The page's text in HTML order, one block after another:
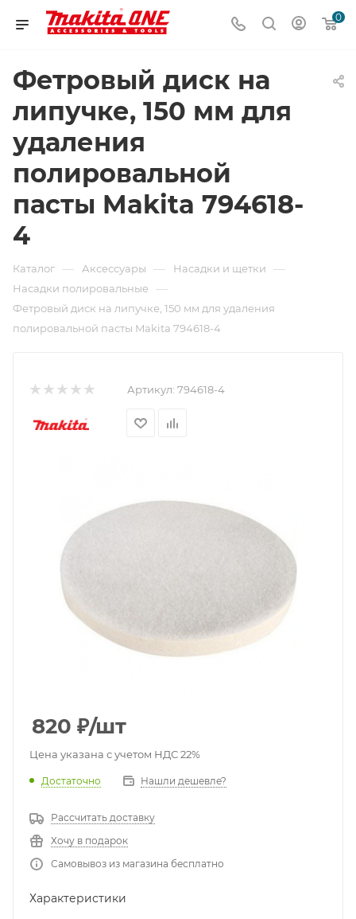
0
Фетровый диск на
липучке, 150 мм для
удаления
полировальной
пасты Makita 794618-
4
Каталог — Аксессуары — Насадки и щетки —
Насадки полировальные —
Фетровый диск на липучке, 150 мм для удаления
полировальной пасты Makita 794618-4
Артикул: 794618-4
820 ₽/шт
Цена указана с учетом НДС 22%
Достаточно Нашли дешевле?
Рассчитать доставку
Хочу в подарок
Самовывоз из магазина бесплатно
Характеристики